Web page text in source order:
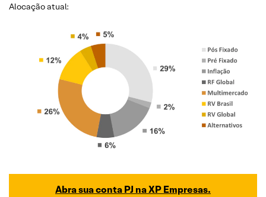
Alocação atual:
Abra sua conta PJ na XP Empresas.